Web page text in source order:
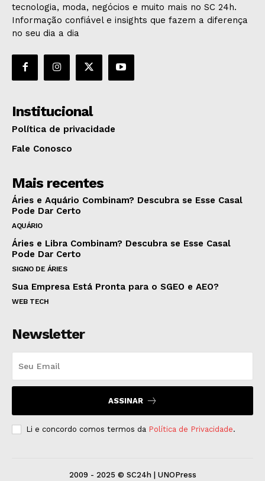
tecnologia, moda, negócios e muito mais no SC 24h.
Informação confiável e insights que fazem a diferença
no seu dia a dia
Institucional
Política de privacidade
Fale Conosco
Mais recentes
Áries e Aquário Combinam? Descubra se Esse Casal
Pode Dar Certo
AQUÁRIO
Áries e Libra Combinam? Descubra se Esse Casal
Pode Dar Certo
SIGNO DE ÁRIES
Sua Empresa Está Pronta para o SGEO e AEO?
WEB TECH
Newsletter
ASSINAR
Li e concordo comos termos da Política de Privacidade.
2009 - 2025 © SC24h | UNOPress